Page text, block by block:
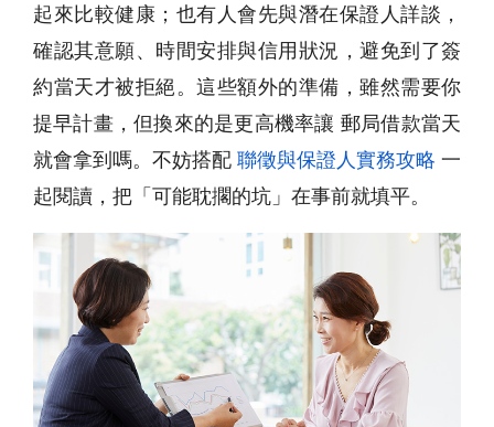
起來比較健康；也有人會先與潛在保證人詳談，
確認其意願、時間安排與信用狀況，避免到了簽
約當天才被拒絕。這些額外的準備，雖然需要你
提早計畫，但換來的是更高機率讓 郵局借款當天
就會拿到嗎。不妨搭配 聯徵與保證人實務攻略 一
起閱讀，把「可能耽擱的坑」在事前就填平。